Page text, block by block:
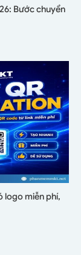
Bước chuyển
logo miễn phí,